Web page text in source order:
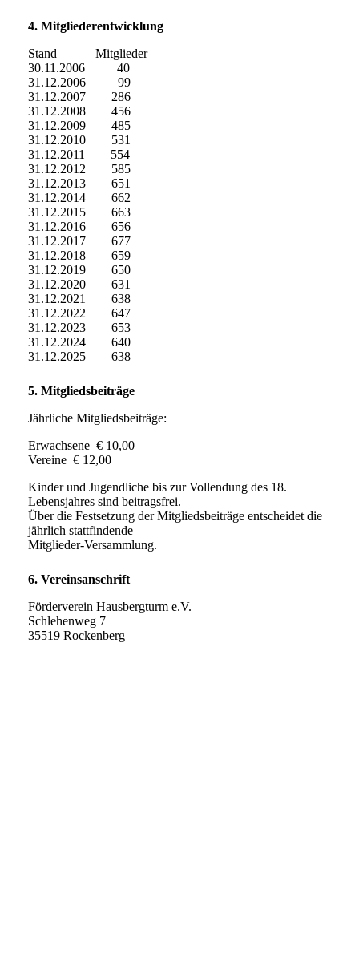
4. Mitgliederentwicklung
Stand Mitglieder
30.11.2006 40
31.12.2006 99
31.12.2007 286
31.12.2008 456
31.12.2009 485
31.12.2010 531
31.12.2011 554
31.12.2012 585
31.12.2013 651
31.12.2014 662
31.12.2015 663
31.12.2016 656
31.12.2017 677
31.12.2018 659
31.12.2019 650
31.12.2020 631
31.12.2021 638
31.12.2022 647
31.12.2023 653
31.12.2024 640
31.12.2025 638
5. Mitgliedsbeiträge
Jährliche Mitgliedsbeiträge:
Erwachsene € 10,00
Vereine € 12,00
Kinder und Jugendliche bis zur Vollendung des 18.
Lebensjahres sind beitragsfrei.
Über die Festsetzung der Mitgliedsbeiträge entscheidet die
jährlich stattfindende
Mitglieder-Versammlung.
6. Vereinsanschrift
Förderverein Hausbergturm e.V.
Schlehenweg 7
35519 Rockenberg